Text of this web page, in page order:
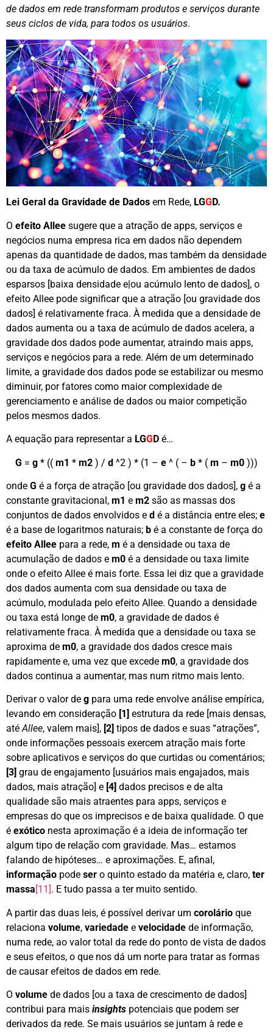
de dados em rede transformam produtos e serviços durante
seus ciclos de vida, para todos os usuários.
Lei Geral da Gravidade de Dados em Rede, LGG D.
O efeito Allee sugere que a atração de apps, serviços e
negócios numa empresa rica em dados não dependem
apenas da quantidade de dados, mas também da densidade
ou da taxa de acúmulo de dados. Em ambientes de dados
esparsos [baixa densidade e|ou acúmulo lento de dados], o
efeito Allee pode significar que a atração [ou gravidade dos
dados] é relativamente fraca. À medida que a densidade de
dados aumenta ou a taxa de acúmulo de dados acelera, a
gravidade dos dados pode aumentar, atraindo mais apps,
serviços e negócios para a rede. Além de um determinado
limite, a gravidade dos dados pode se estabilizar ou mesmo
diminuir, por fatores como maior complexidade de
gerenciamento e análise de dados ou maior competição
pelos mesmos dados.
A equação para representar a LGG D é…
G = g * (( m1 * m2 ) / d ^2 ) * (1 – e ^ ( – b * ( m – m0 )))
onde G é a força de atração [ou gravidade dos dados], g é a
constante gravitacional, m1 e m2 são as massas dos
conjuntos de dados envolvidos e d é a distância entre eles; e
é a base de logaritmos naturais; b é a constante de força do
efeito Allee para a rede, m é a densidade ou taxa de
acumulação de dados e m0 é a densidade ou taxa limite
onde o efeito Allee é mais forte. Essa lei diz que a gravidade
dos dados aumenta com sua densidade ou taxa de
acúmulo, modulada pelo efeito Allee. Quando a densidade
ou taxa está longe de m0, a gravidade de dados é
relativamente fraca. À medida que a densidade ou taxa se
aproxima de m0, a gravidade dos dados cresce mais
rapidamente e, uma vez que excede m0, a gravidade dos
dados continua a aumentar, mas num ritmo mais lento.
Derivar o valor de g para uma rede envolve análise empírica,
levando em consideração [1] estrutura da rede [mais densas,
atéAllee, valem mais], [2] tipos de dados e suas “atrações”,
onde informações pessoais exercem atração mais forte
sobre aplicativos e serviços do que curtidas ou comentários;
[3] grau de engajamento [usuários mais engajados, mais
dados, mais atração] e [4] dados precisos e de alta
qualidade são mais atraentes para apps, serviços e
empresas do que os imprecisos e de baixa qualidade. O que
é exótico nesta aproximação é a ideia de informação ter
algum tipo de relação com gravidade. Mas… estamos
falando de hipóteses… e aproximações. E, afinal,
informação pode ser o quinto estado da matéria e, claro, ter
massa [11] . E tudo passa a ter muito sentido.
A partir das duas leis, é possível derivar um corolário que
relaciona volume, variedade e velocidade de informação,
numa rede, ao valor total da rede do ponto de vista de dados
e seus efeitos, o que nos dá um norte para tratar as formas
de causar efeitos de dados em rede.
O volume de dados [ou a taxa de crescimento de dados]
contribui para mais insights potenciais que podem ser
derivados da rede. Se mais usuários se juntam à rede e